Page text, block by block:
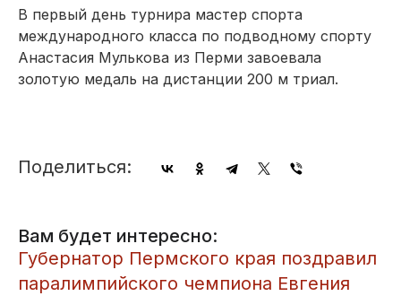
В первый день турнира мастер спорта
международного класса по подводному спорту
Анастасия Мулькова из Перми завоевала
золотую медаль на дистанции 200 м триал.
Поделиться:
Вам будет интересно:
​Губернатор Пермского края поздравил
паралимпийского чемпиона Евгения